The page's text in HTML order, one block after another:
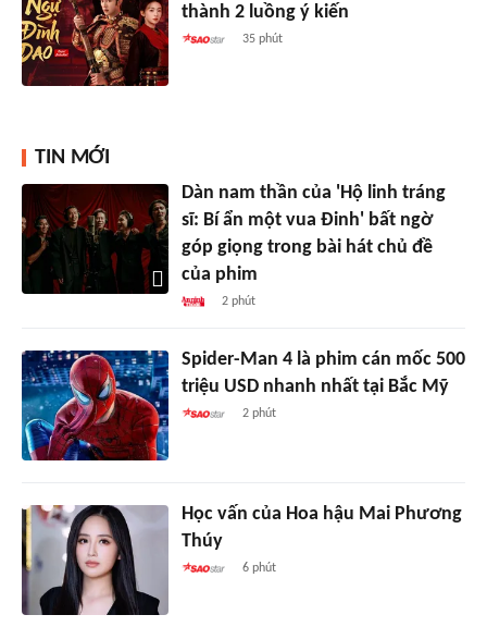
thành 2 luồng ý kiến
35 phút
TIN MỚI
Dàn nam thần của 'Hộ linh tráng
sĩ: Bí ẩn một vua Đinh' bất ngờ
góp giọng trong bài hát chủ đề
của phim
2 phút
Spider-Man 4 là phim cán mốc 500
triệu USD nhanh nhất tại Bắc Mỹ
2 phút
Học vấn của Hoa hậu Mai Phương
Thúy
6 phút